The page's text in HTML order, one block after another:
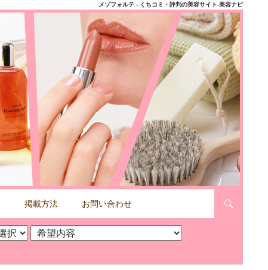
メゾフォルテ - くちコミ・評判の美容サイト-美容ナビ
掲載方法 お問い合わせ